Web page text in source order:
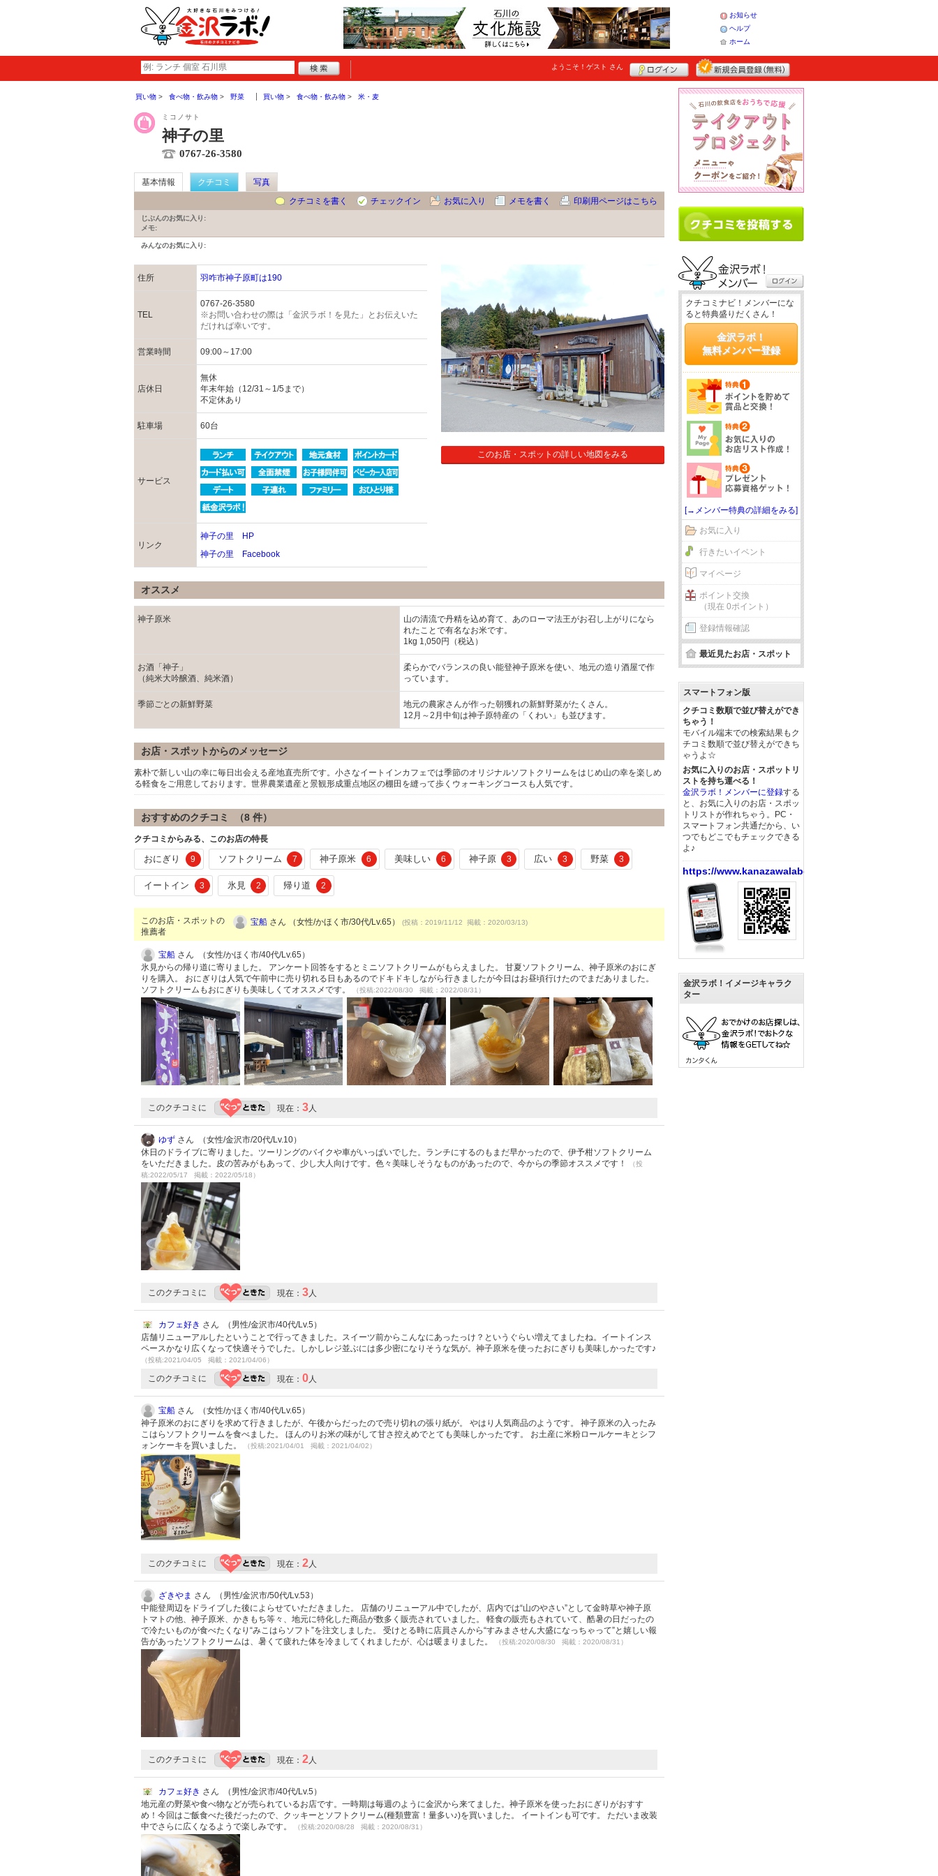
お知らせ
ヘルプ
ホーム
ようこそ！ ゲスト さん
買い物 食べ物・飲み物 野菜 買い物 食べ物・飲み物 米・麦
ミコノサト
神子の里
0767-26-3580
基本情報 クチコミ
写真
クチコミを書く
チェックイン お気に入り メモを書く 印刷用ページはこちら
じぶんのお気に入り:
メモ:
みんなのお気に入り:
住所 羽咋市神子原町は190
TEL
0767-26-3580
※お問い合わせの際は「金沢ラボ！を見た」とお伝えいた
だければ幸いです。
営業時間 09:00～17:00
店休日
無休
年末年始（12/31～1/5まで）
不定休あり
駐車場 60台
サービス
リンク
神子の里 HP
神子の里 Facebook
このお店・スポットの詳しい地図をみる
オススメ
神子原米
山の清流で丹精を込め育て、あのローマ法王がお召し上がりになら
れたことで有名なお米です。
1kg 1,050円（税込）
お酒「神子」
（純米大吟醸酒、純米酒）
柔らかでバランスの良い能登神子原米を使い、地元の造り酒屋で作
っています。
季節ごとの新鮮野菜
地元の農家さんが作った朝獲れの新鮮野菜がたくさん。
12月～2月中旬は神子原特産の「くわい」も並びます。
お店・スポットからのメッセージ
素朴で新しい山の幸に毎日出会える産地直売所です。小さなイートインカフェでは季節のオリジナルソフトクリームをはじめ山の幸を楽しめ
る軽食をご用意しております。世界農業遺産と景観形成重点地区の棚田を縫って歩くウォーキングコースも人気です。
おすすめのクチコミ （8 件）
クチコミからみる、このお店の特長
おにぎり 9 ソフトクリーム 7 神子原米 6 美味しい 6 神子原 3 広い 3 野菜 3
イートイン 3 氷見 2 帰り道 2
このお店・スポットの
推薦者
宝船 さん （女性/かほく市/30代/Lv.65） (投稿：2019/11/12 掲載：2020/03/13)
宝船 さん （女性/かほく市/40代/Lv.65）
氷見からの帰り道に寄りました。 アンケート回答をするとミニソフトクリームがもらえました。 甘夏ソフトクリーム、神子原米のおにぎ
りを購入。 おにぎりは人気で午前中に売り切れる日もあるのでドキドキしながら行きましたが今日はお昼頃行けたのでまだありました。
ソフトクリームもおにぎりも美味しくてオススメです。
（投稿:2022/08/30 掲載：2022/08/31）
このクチコミに 現在： 3人
ゆず さん （女性/金沢市/20代/Lv.10）
休日のドライブに寄りました。ツーリングのバイクや車がいっぱいでした。ランチにするのもまだ早かったので、伊予柑ソフトクリーム
をいただきました。皮の苦みがもあって、少し大人向けです。色々美味しそうなものがあったので、今からの季節オススメです！
（投
稿:2022/05/17 掲載：2022/05/18）
このクチコミに 現在： 3人
カフェ好き さん （男性/金沢市/40代/Lv.5）
店舗リニューアルしたということで行ってきました。スイーツ前からこんなにあったっけ？というぐらい増えてましたね。イートインス
ペースかなり広くなって快適そうでした。しかしレジ並ぶには多少密になりそうな気が。神子原米を使ったおにぎりも美味しかったです♪
（投稿:2021/04/05 掲載：2021/04/06）
このクチコミに 現在： 0人
宝船 さん （女性/かほく市/40代/Lv.65）
神子原米のおにぎりを求めて行きましたが、午後からだったので売り切れの張り紙が。 やはり人気商品のようです。 神子原米の入ったみ
こはらソフトクリームを食べました。 ほんのりお米の味がして甘さ控えめでとても美味しかったです。 お土産に米粉ロールケーキとシフ
ォンケーキを買いました。
（投稿:2021/04/01 掲載：2021/04/02）
このクチコミに 現在： 2人
ざきやま さん （男性/金沢市/50代/Lv.53）
中能登周辺をドライブした後によらせていただきました。 店舗のリニューアル中でしたが、店内では“山のやさい”として金時草や神子原
トマトの他、神子原米、かきもち等々、地元に特化した商品が数多く販売されていました。 軽食の販売もされていて、酷暑の日だったの
で冷たいものが食べたくなり“みこはらソフト”を注文しました。 受けとる時に店員さんから“すみまさせん大盛になっちゃって”と嬉しい報
告があったソフトクリームは、暑くて疲れた体を冷ましてくれましたが、心は暖まりました。
（投稿:2020/08/30 掲載：2020/08/31）
このクチコミに 現在： 2人
カフェ好き さん （男性/金沢市/40代/Lv.5）
地元産の野菜や食べ物などが売られているお店です。一時期は毎週のように金沢から来てました。神子原米を使ったおにぎりがおすす
め！今回はご飯食べた後だったので、クッキーとソフトクリーム(種類豊富！量多い♪)を買いました。 イートインも可です。 ただいま改装
中でさらに広くなるようで楽しみです。
（投稿:2020/08/28 掲載：2020/08/31）
クチコミナビ！メンバーにな
ると特典盛りだくさん！
金沢ラボ！
無料メンバー登録
[→メンバー特典の詳細をみる]
お気に入り
行きたいイベント
マイページ
ポイント交換
（現在 0ポイント）
登録情報確認
最近見たお店・スポット
スマートフォン版
クチコミ数順で並び替えができ
ちゃう！
モバイル端末での検索結果もク
チコミ数順で並び替えができち
ゃうよ☆
お気に入りのお店・スポットリ
ストを持ち運べる！
金沢ラボ！メンバーに登録する
と、お気に入りのお店・スポッ
トリストが作れちゃう。PC・
スマートフォン共通だから、い
つでもどこでもチェックできる
よ♪
https://www.kanazawalabo.net/
金沢ラボ！イメージキャラク
ター